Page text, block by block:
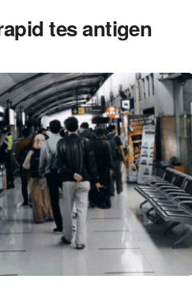
tes antigen